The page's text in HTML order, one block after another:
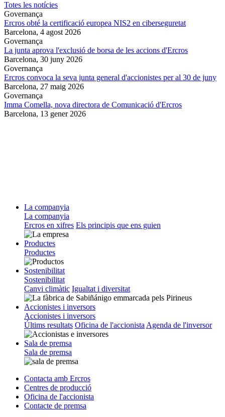
Totes les notícies
Governança
Ercros obté la certificació europea NIS2 en ciberseguretat
Barcelona, 4 agost 2026
Governança
La junta aprova l'exclusió de borsa de les accions d'Ercros
Barcelona, 30 juny 2026
Governança
Ercros convoca la seva junta general d'accionistes per al 30 de juny
Barcelona, 27 maig 2026
Governança
Imma Comella, nova directora de Comunicació d'Ercros
Barcelona, 13 gener 2026
La companyia
La companyia
Ercros en xifres Els principis que ens guien
Productes
Productes
Sostenibilitat
Sostenibilitat
Canvi climàtic Igualtat i diversitat
Accionistes i inversors
Accionistes i inversors
Últims resultats Oficina de l'accionista Agenda de l'inversor
Sala de premsa
Sala de premsa
Contacta amb Ercros
Centres de producció
Oficina de l'accionista
Contacte de premsa